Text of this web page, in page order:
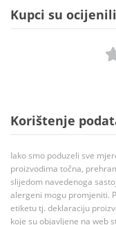
Kupci su ocijenili
Korištenje
Iako smo poduzeli sve
proizvodima točna,
slijedom navedenoga
alergeni mogu promjeniti.
etiketu tj. deklaraciju
koje su objavljene na web